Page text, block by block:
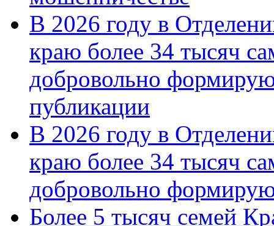
В 2026 году в
краю более 34 тысяч
добровольно
публикации
В 2026 году в
краю более 34 тысяч
добровольно
Более 5 тысяч семей